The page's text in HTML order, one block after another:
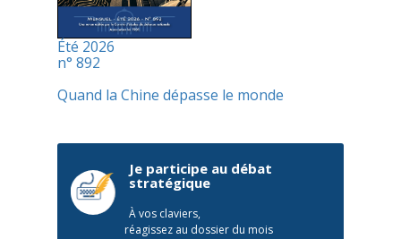
Été 2026
n° 892
Quand la Chine dépasse le monde
Je participe au débat
stratégique
À vos claviers,
réagissez au dossier du mois